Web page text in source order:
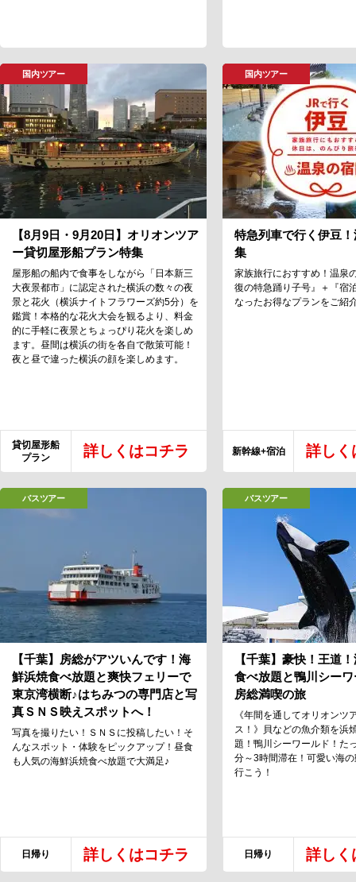
国内ツアー
【8月9日・9月20日】オリオンツア
ー貸切屋形船プラン特集
屋形船の船内で食事をしながら「日本新三
大夜景都市」に認定された横浜の数々の夜
景と花火（横浜ナイトフラワーズ約5分）を
鑑賞！本格的な花火大会を観るより、料金
的に手軽に夜景とちょっぴり花火を楽しめ
ます。昼間は横浜の街を各自で散策可能！
夜と昼で違った横浜の顔を楽しめます。
貸切屋形船
プラン
詳しくはコチラ
国内ツアー
特急列車で行く伊豆
集
家族旅行におすすめ！温泉
復の特急踊り子号』＋『宿
なったお得なプランをご紹
新幹線+宿泊 詳しく
バスツアー
【千葉】房総がアツいんです！海
鮮浜焼食べ放題と爽快フェリーで
東京湾横断♪はちみつの専門店と写
真ＳＮＳ映えスポットへ！
写真を撮りたい！ＳＮＳに投稿したい！そ
んなスポット・体験をピックアップ！昼食
も人気の海鮮浜焼食べ放題で大満足♪
日帰り 詳しくはコチラ
バスツアー
【千葉】豪快！王道
食べ放題と鴨川シー
房総満喫の旅
《年間を通してオリオンツ
ス！》貝などの魚介類を浜
題！鴨川シーワールド！た
分～3時間滞在！可愛い海
行こう！
日帰り 詳しく